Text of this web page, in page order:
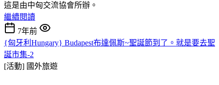
這是由中匈交流協會所辦。
繼續閱讀
7年前
{匈牙利Hungary} Budapest布達佩斯~聖誕節到了。就是要去聖
誕市集-2
[活動] 國外旅遊